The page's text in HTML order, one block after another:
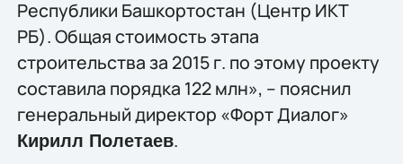
Республики Башкортостан (Центр ИКТ
РБ). Общая стоимость этапа
строительства за 2015 г. по этому проекту
составила порядка 122 млн», – пояснил
генеральный директор «Форт Диалог»
Кирилл Полетаев.